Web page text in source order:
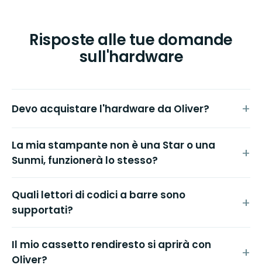
Risposte alle tue domande
sull'hardware
Devo acquistare l'hardware da Oliver?
La mia stampante non è una Star o una
Sunmi, funzionerà lo stesso?
Quali lettori di codici a barre sono
supportati?
Il mio cassetto rendiresto si aprirà con
Oliver?